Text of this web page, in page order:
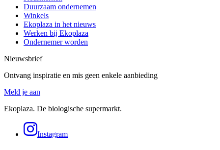
Duurzaam ondernemen
Winkels
Ekoplaza in het nieuws
Werken bij Ekoplaza
Ondernemer worden
Nieuwsbrief
Ontvang inspiratie en mis geen enkele aanbieding
Meld je aan
Ekoplaza. De biologische supermarkt.
Instagram